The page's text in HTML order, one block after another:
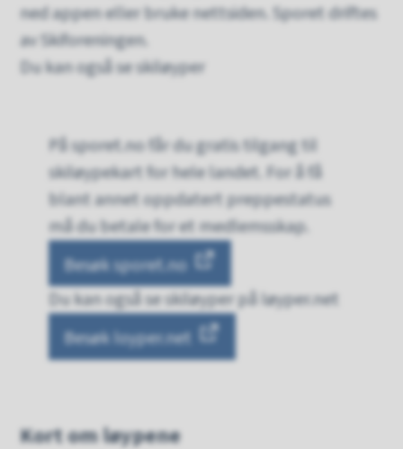
ned appen eller bruke nettsiden. Sporet driftes
av Skiforeningen.
Du kan også se skiløyper
På sporet.no får du gratis tilgang til
skiløypekart for hele landet. For å få
blant annet oppdatert preppestatus
må du betale for et medlemsskap.
Besøk sporet.no
Du kan også se skiløyper på løyper.net
Besøk loyper.net
Kort om løypene